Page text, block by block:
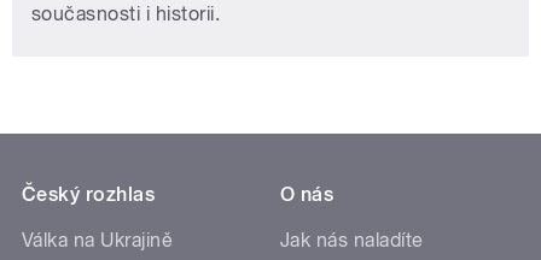
současnosti i historii.
Český rozhlas
Válka na Ukrajině
O nás
Jak nás naladíte